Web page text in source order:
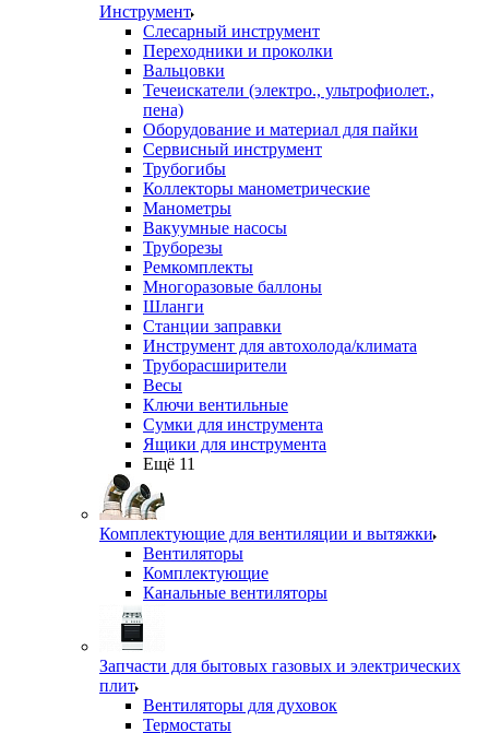
Инструмент
Слесарный инструмент
Переходники и проколки
Вальцовки
Течеискатели (электро., ультрофиолет.,
пена)
Оборудование и материал для пайки
Сервисный инструмент
Трубогибы
Коллекторы манометрические
Манометры
Вакуумные насосы
Труборезы
Ремкомплекты
Многоразовые баллоны
Шланги
Станции заправки
Инструмент для автохолода/климата
Труборасширители
Весы
Ключи вентильные
Сумки для инструмента
Ящики для инструмента
Ещё 11
Комплектующие для вентиляции и вытяжки
Вентиляторы
Комплектующие
Канальные вентиляторы
Запчасти для бытовых газовых и электрических
плит
Вентиляторы для духовок
Термостаты